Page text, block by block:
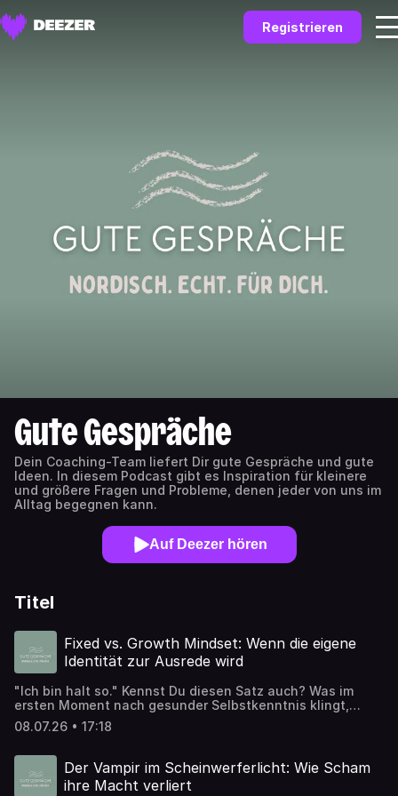
Registrieren
Gute Gespräche
Dein Coaching-Team liefert Dir gute Gespräche und gute
Ideen. In diesem Podcast gibt es Inspiration für kleinere
und größere Fragen und Probleme, denen jeder von uns im
Alltag begegnen kann.
Auf Deezer hören
Titel
Fixed vs. Growth Mindset: Wenn die eigene
Identität zur Ausrede wird
"Ich bin halt so." Kennst Du diesen Satz auch? Was im
ersten Moment nach gesunder Selbstkenntnis klingt,
entpuppt sich bei genauerem Hinsehen oft als ein
eleganter Schutzschild – ein Schutzschild gegen
zu machen. In dieser Folge von "Gute Gespräche" nehmen
Dorte und Martin diese vermeintlich unveränderbaren
Wahrheiten über uns selbst unter die Lupe. Du erfährst,
08.07.26 • 17:18
Der Vampir im Scheinwerferlicht: Wie Scham
ihre Macht verliert